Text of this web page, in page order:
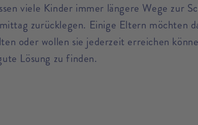
viele Kinder immer längere Wege zur
zurücklegen. Einige Eltern möchten
oder wollen sie jederzeit erreichen
Lösung zu finden.